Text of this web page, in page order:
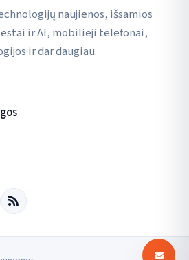
naujienos, išsamios
ir AI, mobilieji telefonai,
ir dar daugiau.